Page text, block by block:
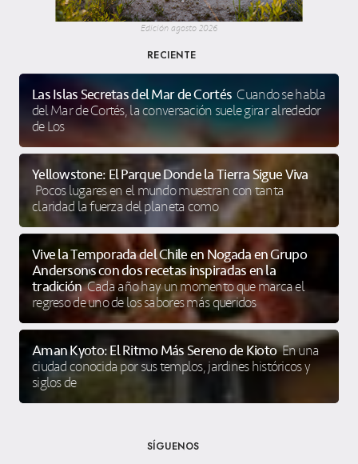
Edición agosto 2026
RECIENTE
Las Islas Secretas del Mar de Cortés Cuando se habla
del Mar de Cortés, la conversación suele girar alrededor
de Los
Yellowstone: El Parque Donde la Tierra Sigue Viva
Pocos lugares en el mundo muestran con tanta
claridad la fuerza del planeta como
Vive la Temporada del Chile en Nogada en Grupo
Anderson’s con dos recetas inspiradas en la
tradición Cada año hay un momento que marca el
regreso de uno de los sabores más queridos
Aman Kyoto: El Ritmo Más Sereno de Kioto En una
ciudad conocida por sus templos, jardines históricos y
siglos de
SÍGUENOS